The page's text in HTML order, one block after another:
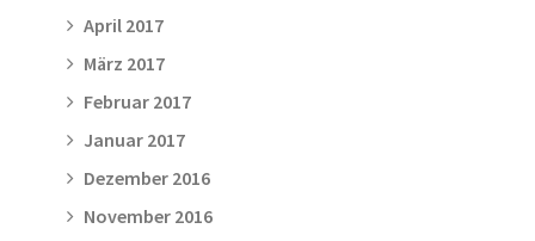
April 2017
März 2017
Februar 2017
Januar 2017
Dezember 2016
November 2016